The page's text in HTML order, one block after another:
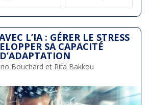
L’IA : GÉRER LE STRESS
SA CAPACITÉ
D’ADAPTATION
Bouchard et Rita Bakkou